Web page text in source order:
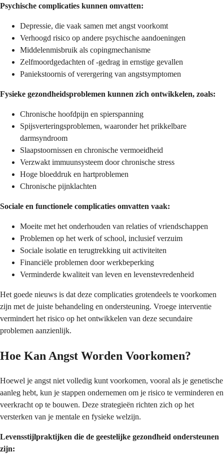
Psychische complicaties kunnen omvatten:
Depressie, die vaak samen met angst voorkomt
Verhoogd risico op andere psychische aandoeningen
Middelenmisbruik als copingmechanisme
Zelfmoordgedachten of -gedrag in ernstige gevallen
Paniekstoornis of verergering van angstsymptomen
Fysieke gezondheidsproblemen kunnen zich ontwikkelen, zoals:
Chronische hoofdpijn en spierspanning
Spijsverteringsproblemen, waaronder het prikkelbare
darmsyndroom
Slaapstoornissen en chronische vermoeidheid
Verzwakt immuunsysteem door chronische stress
Hoge bloeddruk en hartproblemen
Chronische pijnklachten
Sociale en functionele complicaties omvatten vaak:
Moeite met het onderhouden van relaties of vriendschappen
Problemen op het werk of school, inclusief verzuim
Sociale isolatie en terugtrekking uit activiteiten
Financiële problemen door werkbeperking
Verminderde kwaliteit van leven en levenstevredenheid
Het goede nieuws is dat deze complicaties grotendeels te voorkomen
zijn met de juiste behandeling en ondersteuning. Vroege interventie
vermindert het risico op het ontwikkelen van deze secundaire
problemen aanzienlijk.
Hoe Kan Angst Worden Voorkomen?
Hoewel je angst niet volledig kunt voorkomen, vooral als je genetische
aanleg hebt, kun je stappen ondernemen om je risico te verminderen en
veerkracht op te bouwen. Deze strategieën richten zich op het
versterken van je mentale en fysieke welzijn.
Levensstijlpraktijken die de geestelijke gezondheid ondersteunen
zijn: